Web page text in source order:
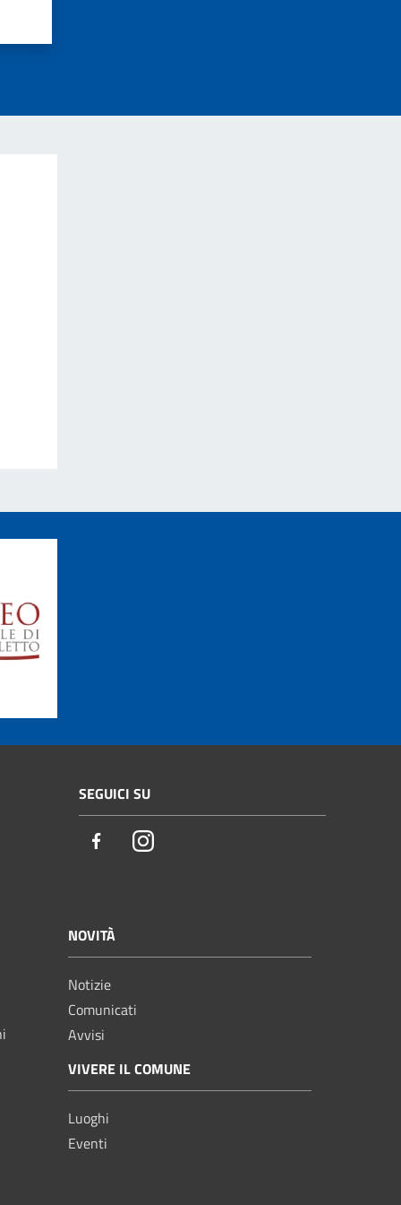
SEGUICI SU
FacebookInstagram
NOVITÀ
Notizie
Comunicati
Avvisi
VIVERE IL COMUNE
Luoghi
Eventi